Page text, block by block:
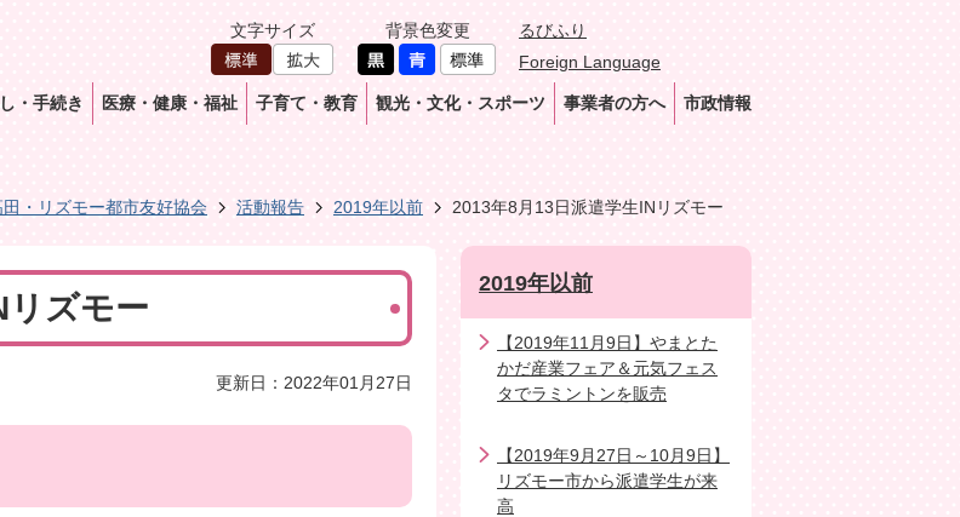
文字サイズ 背景色変更
るびふり
Foreign Language
・手続き 医療・健康・福祉 子育て・教育 観光・文化・スポーツ 事業者の方へ 市政情報
田・リズモー都市友好協会 活動報告 2019年以前 2013年8月13日派遣学生INリズモー
リズモー
更新日：2022年01月27日
2019年以前
【2019年11月9日】やまとた
かだ産業フェア＆元気フェス
タでラミントンを販売
【2019年9月27日～10月9日】
リズモー市から派遣学生が来
高